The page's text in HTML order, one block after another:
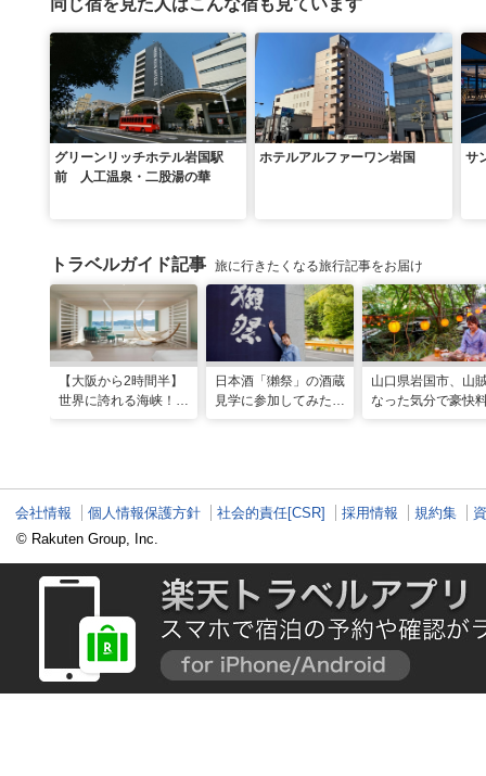
同じ宿を見た人はこんな宿も見ています
グリーンリッチホテル岩国駅
前 人工温泉・二股湯の華
ホテルアルファーワン岩国 サ
トラベルガイド記事 旅に行きたくなる旅行記事をお届け
【大阪から2時間半】
世界に誇れる海峡！
日本酒「獺祭」の酒蔵
見学に参加してみた！
山口県岩国市、山
なった気分で豪快
会社情報 個人情報保護方針 社会的責任[CSR] 採用情報 規約集
© Rakuten Group, Inc.